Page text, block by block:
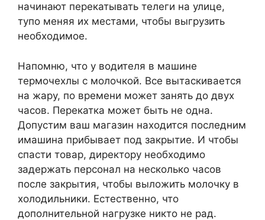
начинают перекатывать телеги на улице,
тупо меняя их местами, чтобы выгрузить
необходимое.
Напомню, что у водителя в машине
термочехлы с молочкой. Все вытаскивается
на жару, по времени может занять до двух
часов. Перекатка может быть не одна.
Допустим ваш магазин находится последним
имашина прибывает под закрытие. И чтобы
спасти товар, директору необходимо
задержать персонал на несколько часов
после закрытия, чтобы выложить молочку в
холодильники. Естественно, что
дополнительной нагрузке никто не рад.